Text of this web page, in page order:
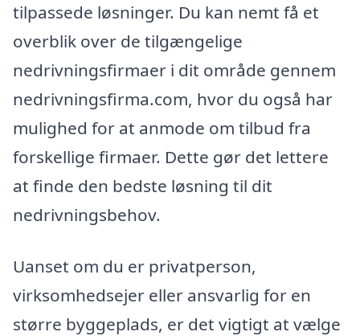
tilpassede løsninger. Du kan nemt få et
overblik over de tilgængelige
nedrivningsfirmaer i dit område gennem
nedrivningsfirma.com, hvor du også har
mulighed for at anmode om tilbud fra
forskellige firmaer. Dette gør det lettere
at finde den bedste løsning til dit
nedrivningsbehov.
Uanset om du er privatperson,
virksomhedsejer eller ansvarlig for en
større byggeplads, er det vigtigt at vælge